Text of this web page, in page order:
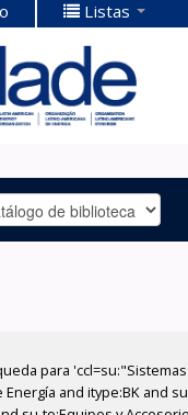
Listas
para
and itype:BK and